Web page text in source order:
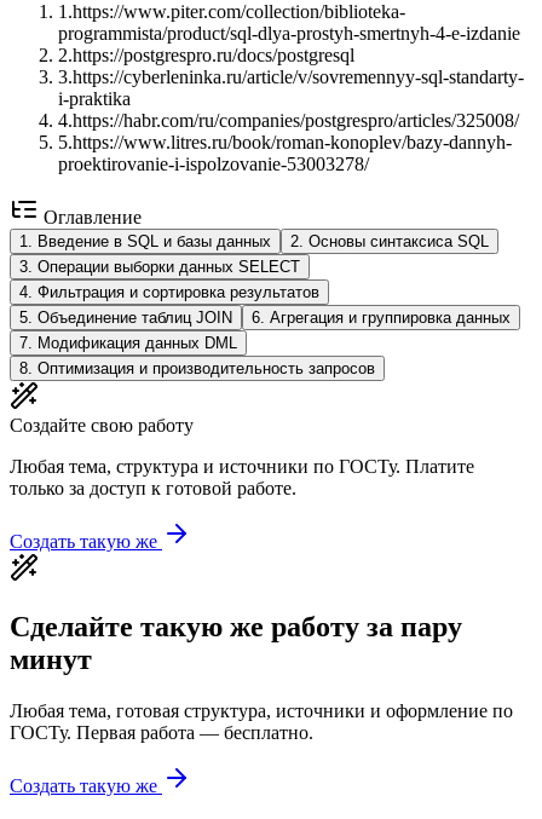
1 .https://www.piter.com/collection/biblioteka-
programmista/product/sql-dlya-prostyh-smertnyh-4-e-izdanie
2.https://postgrespro.ru/docs/postgresql
3.https://cyberleninka.ru/article/v/sovremennyy-sql-standarty-
i-praktika
4.https://habr.com/ru/companies/postgrespro/articles/325008/
5.https://www.litres.ru/book/roman-konoplev/bazy-dannyh-
proektirovanie-i-ispolzovanie-53003278/
Оглавление
1. Введение в SQL и базы данных 2. Основы синтаксиса SQL
3. Операции выборки данных SELECT
4. Фильтрация и сортировка результатов
5. Объединение таблиц JOIN 6. Агрегация и группировка данных
7. Модификация данных DML
8. Оптимизация и производительность запросов
Создайте свою работу
Любая тема, структура и источники по ГОСТу. Платите
только за доступ к готовой работе.
Создать такую же
Сделайте такую же работу за пару
минут
Любая тема, готовая структура, источники и оформление по
ГОСТу. Первая работа — бесплатно.
Создать такую же